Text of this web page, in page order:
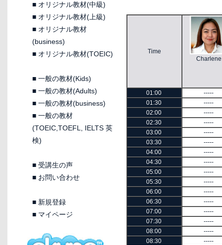
■ オリジナル教材(中級)
■ オリジナル教材(上級)
■ オリジナル教材
(business)
■ オリジナル教材(TOEIC)
■ 一般の教材(Kids)
■ 一般の教材(Adults)
■ 一般の教材(business)
■ 一般の教材
(TOEIC,TOEFL, IELTS 英
検)
■ 受講生の声
■ お問い合わせ
■ 新規登録
■ マイページ
Time
Charlene
01:00
-----
01:30
-----
02:00
-----
02:30
-----
03:00
-----
03:30
-----
04:00
-----
04:30
-----
05:00
-----
05:30
-----
06:00
-----
06:30
-----
07:00
-----
07:30
-----
08:00
-----
08:30
-----